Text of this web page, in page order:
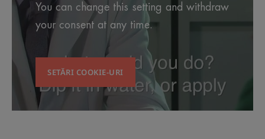
You can change this setting and withdraw
your consent at any time.
SETĂRI COOKIE-URI